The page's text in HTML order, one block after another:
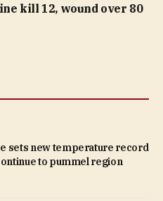
kill 12, wound over 80
sets new temperature record
to pummel region